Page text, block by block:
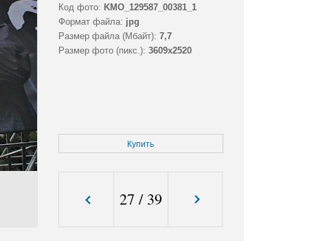
Код фото: KMO_129587_00381_1
Формат файла: jpg
Размер файла (Мбайт): 7,7
Размер фото (пикс.): 3609x2520
Купить
27 / 39